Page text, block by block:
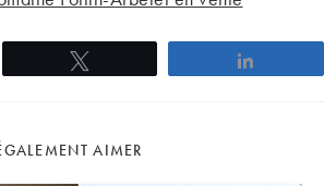
AIMER